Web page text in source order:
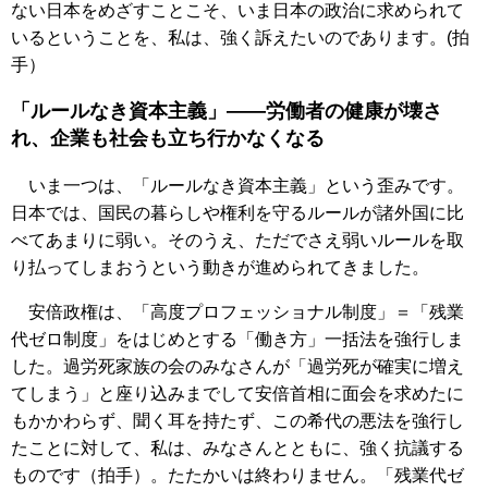
ない日本をめざすことこそ、いま日本の政治に求められて
いるということを、私は、強く訴えたいのであります。(拍
手）
「ルールなき資本主義」――労働者の健康が壊さ
れ、企業も社会も立ち行かなくなる
いま一つは、「ルールなき資本主義」という歪みです。
日本では、国民の暮らしや権利を守るルールが諸外国に比
べてあまりに弱い。そのうえ、ただでさえ弱いルールを取
り払ってしまおうという動きが進められてきました。
安倍政権は、「高度プロフェッショナル制度」＝「残業
代ゼロ制度」をはじめとする「働き方」一括法を強行しま
した。過労死家族の会のみなさんが「過労死が確実に増え
てしまう」と座り込みまでして安倍首相に面会を求めたに
もかかわらず、聞く耳を持たず、この希代の悪法を強行し
たことに対して、私は、みなさんとともに、強く抗議する
ものです（拍手）。たたかいは終わりません。「残業代ゼ